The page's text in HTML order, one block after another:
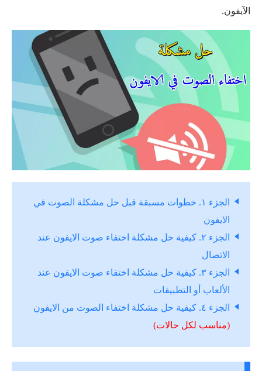
الآيفون.
الجزء ١. خطوات مسبقة قبل حل مشكلة الصوت في
الايفون
الجزء ٢. كيفية حل مشكلة اختفاء صوت الايفون عند
الاتصال
الجزء ٣. كيفية حل مشكلة اختفاء صوت الايفون عند
الألعاب أو التطبيقات
الجزء ٤. كيفية حل مشكلة اختفاء الصوت من الايفون
(مناسب لكل حالات)